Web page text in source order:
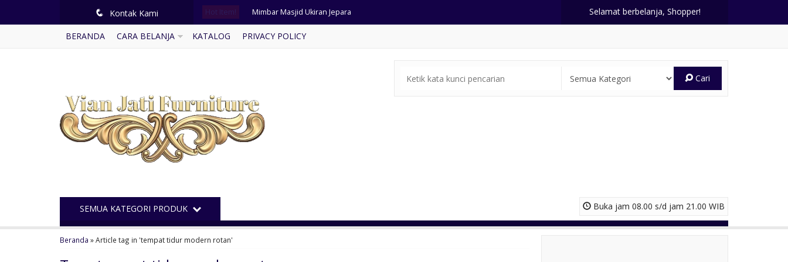
q Kontak Kami Hot Item! Mimbar Masjid Ukiran Jepara
Meja Makan Ukiran Antik Jepara
Jual Meja Makan Mewah Bundar
Set Kamar Tidur Jati Klasik
Selamat berbelanja, Shopper!
BERANDA CARA BELANJA KATALOG PRIVACY POLICY
Cari
Buka jam 08.00 s/d jam 21.00 WIB
SEMUA KATEGORI PRODUK
Beranda »Article tag in 'tempat tidur modern rotan'